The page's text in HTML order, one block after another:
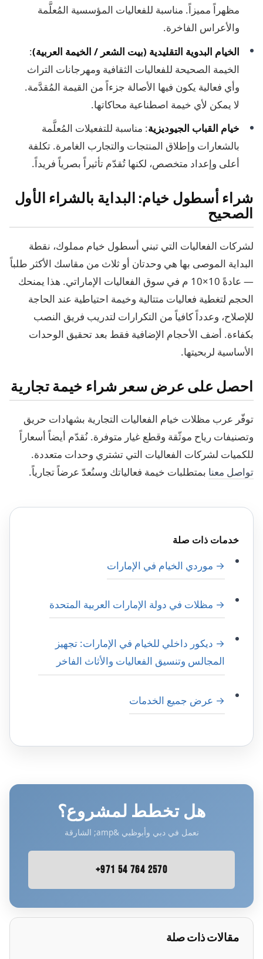
مظهراً مميزاً. مناسبة للفعاليات المؤسسية المُعلَّمة
والأعراس الفاخرة.
الخيام البدوية التقليدية (بيت الشعر / الخيمة العربية):
الخيمة الصحيحة للفعاليات الثقافية ومهرجانات التراث
وأي فعالية يكون فيها الأصالة جزءاً من القيمة المُقدَّمة.
لا يمكن لأي خيمة اصطناعية محاكاتها.
خيام القباب الجيوديزية: مناسبة للتفعيلات المُعلَّمة
بالشعارات وإطلاق المنتجات والتجارب الغامرة. تكلفة
أعلى وإعداد متخصص، لكنها تُقدّم تأثيراً بصرياً فريداً.
شراء أسطول خيام: البداية بالشراء الأول
الصحيح
لشركات الفعاليات التي تبني أسطول خيام مملوك، نقطة
البداية الموصى بها هي وحدتان أو ثلاث من مقاسك الأكثر طلباً
— عادةً 10×10 م في سوق الفعاليات الإماراتي. هذا يمنحك
الحجم لتغطية فعاليات متتالية وخيمة احتياطية عند الحاجة
للإصلاح، وعدداً كافياً من التكرارات لتدريب فريق النصب
بكفاءة. أضف الأحجام الإضافية فقط بعد تحقيق الوحدات
الأساسية لربحيتها.
احصل على عرض سعر شراء خيمة تجارية
توفّر عرب مظلات خيام الفعاليات التجارية بشهادات حريق
وتصنيفات رياح موثّقة وقطع غيار متوفرة. نُقدّم أيضاً أسعاراً
للكميات لشركات الفعاليات التي تشتري وحدات متعددة.
تواصل معنا بمتطلبات خيمة فعالياتك وسنُعدّ عرضاً تجارياً.
خدمات ذات صلة
→ موردي الخيام في الإمارات
→ مظلات في دولة الإمارات العربية المتحدة
→ ديكور داخلي للخيام في الإمارات: تجهيز
المجالس وتنسيق الفعاليات والأثاث الفاخر
→ عرض جميع الخدمات
هل تخطط لمشروع؟
نعمل في دبي وأبوظبي &amp; الشارقة
+971 54 764 2570
مقالات ذات صلة